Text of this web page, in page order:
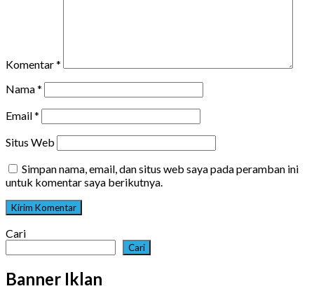
Komentar*
Nama*
Email*
Situs Web
Simpan nama, email, dan situs web saya pada peramban ini
untuk komentar saya berikutnya.
Cari
Cari
Banner Iklan